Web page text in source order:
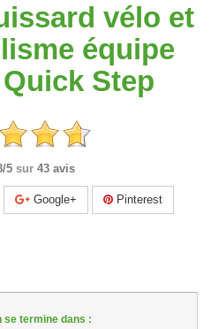
vélo et
équipe
Step
5 sur 43 avis
Google+ Pinterest
se termine dans :